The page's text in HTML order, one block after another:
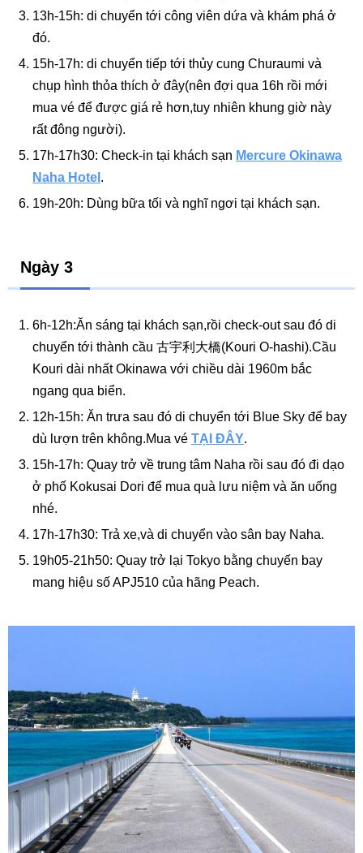
13h-15h: di chuyển tới công viên dứa và khám phá ở
đó.
15h-17h: di chuyển tiếp tới thủy cung Churaumi và
chụp hình thỏa thích ở đây(nên đợi qua 16h rồi mới
mua vé để được giá rẻ hơn,tuy nhiên khung giờ này
rất đông người).
17h-17h30: Check-in tại khách sạn Mercure Okinawa
Naha Hotel .
19h-20h: Dùng bữa tối và nghĩ ngơi tại khách sạn.
Ngày 3
6h-12h:Ăn sáng tại khách sạn,rồi check-out sau đó di
chuyển tới thành cầu 古宇利大橋(Kouri O-hashi).Cầu
Kouri dài nhất Okinawa với chiều dài 1960m bắc
ngang qua biển.
12h-15h: Ăn trưa sau đó di chuyển tới Blue Sky để bay
dù lượn trên không.Mua vé TẠI ĐÂY.
15h-17h: Quay trở về trung tâm Naha rồi sau đó đi dạo
ở phố Kokusai Dori để mua quà lưu niệm và ăn uống
nhé.
17h-17h30: Trả xe,và di chuyển vào sân bay Naha.
19h05-21h50: Quay trở lại Tokyo bằng chuyến bay
mang hiệu số APJ510 của hãng Peach.